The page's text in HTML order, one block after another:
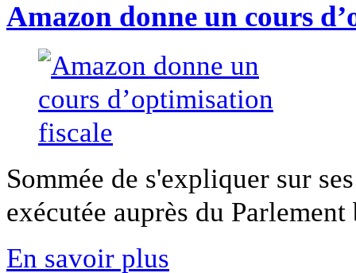
Amazon donne un cours
Sommée de s'expliquer sur
exécutée auprès du
En savoir plus